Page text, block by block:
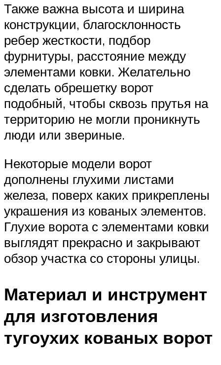
Также важна высота и ширина
конструкции, благосклонность
ребер жесткости, подбор
фурнитуры, расстояние между
элементами ковки. Желательно
сделать обрешетку ворот
подобный, чтобы сквозь прутья на
территорию не могли проникнуть
люди или звериные.
Некоторые модели ворот
дополнены глухими листами
железа, поверх каких прикреплены
украшения из кованых элементов.
Глухие ворота с элементами ковки
выглядят прекрасно и закрывают
обзор участка со стороны улицы.
Материал и инструмент
для изготовления
тугоухих кованых ворот